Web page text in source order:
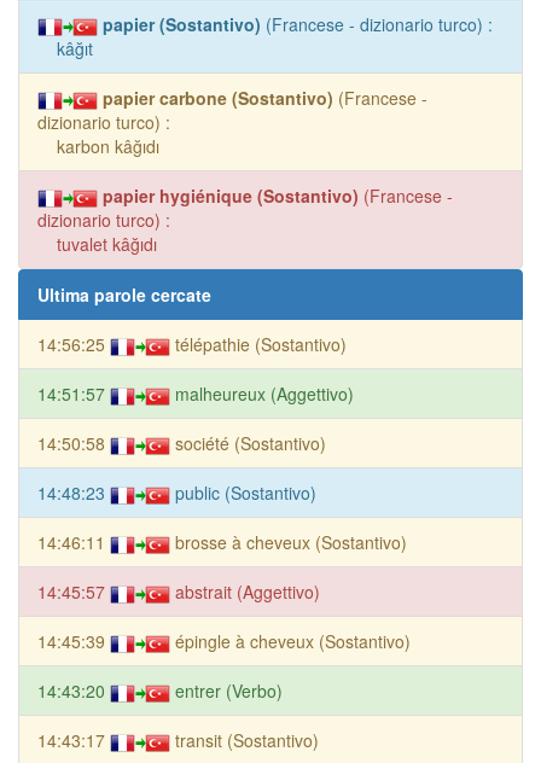
papier (Sostantivo) (Francese - dizionario turco) :
kâğıt
papier carbone (Sostantivo) (Francese -
dizionario turco) :
karbon kâğıdı
papier hygiénique (Sostantivo) (Francese -
dizionario turco) :
tuvalet kâğıdı
Ultima parole cercate
14:56:25 télépathie (Sostantivo)
14:51:57 malheureux (Aggettivo)
14:50:58 société (Sostantivo)
14:48:23 public (Sostantivo)
14:46:11 brosse à cheveux (Sostantivo)
14:45:57 abstrait (Aggettivo)
14:45:39 épingle à cheveux (Sostantivo)
14:43:20 entrer (Verbo)
14:43:17 transit (Sostantivo)